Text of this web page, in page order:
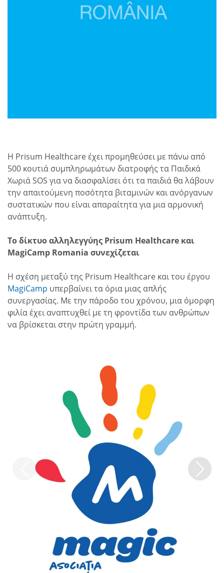
Η Prisum Healthcare έχει προμηθεύσει με πάνω από
500 κουτιά συμπληρωμάτων διατροφής τα Παιδικά
Χωριά SOS για να διασφαλίσει ότι τα παιδιά θα λάβουν
την απαιτούμενη ποσότητα βιταμινών και ανόργανων
συστατικών που είναι απαραίτητα για μια αρμονική
ανάπτυξη.
Το δίκτυο αλληλεγγύης Prisum Healthcare και
MagiCamp Romania συνεχίζεται
Η σχέση μεταξύ της Prisum Healthcare και του έργου
MagiCamp υπερβαίνει τα όρια μιας απλής
συνεργασίας. Με την πάροδο του χρόνου, μια όμορφη
φιλία έχει αναπτυχθεί με τη φροντίδα των ανθρώπων
να βρίσκεται στην πρώτη γραμμή.